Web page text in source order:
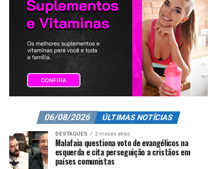
06/08/2026 ÚLTIMAS NOTÍCIAS
DESTAQUES 2 meses atrás
Malafaia questiona voto de evangélicos na
esquerda e cita perseguição a cristãos em
países comunistas